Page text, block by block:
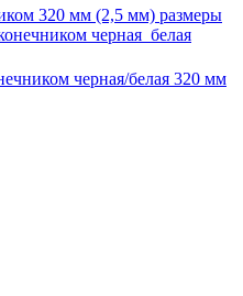
черная/белая 320 мм